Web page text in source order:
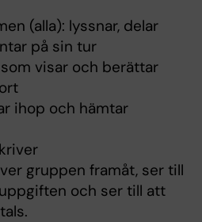
(alla): lyssnar, delar
på sin tur
visar och berättar
ihop och hämtar
gruppen framåt, ser till
och ser till att